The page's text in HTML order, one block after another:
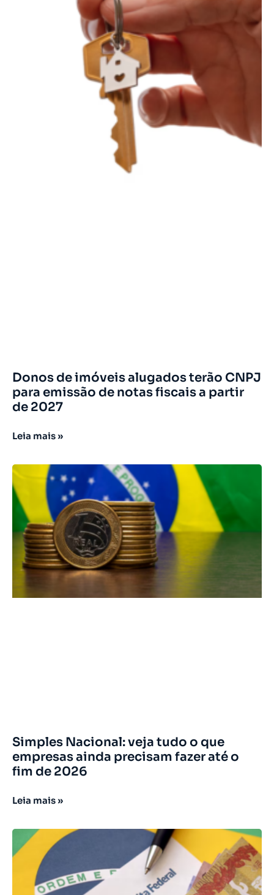
Donos de imóveis alugados terão CNPJ
para emissão de notas fiscais a partir
de 2027
Leia mais »
Simples Nacional: veja tudo o que
empresas ainda precisam fazer até o
fim de 2026
Leia mais »